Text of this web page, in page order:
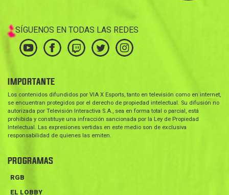
SÍGUENOS EN TODAS LAS REDES
IMPORTANTE
Los contenidos difundidos por VIA X Esports, tanto en televisión como en internet,
se encuentran protegidos por el derecho de propiedad intelectual. Su difusión no
autorizada por Televisión Interactiva S.A., sea en forma total o parcial, está
prohibida y constituye una infracción sancionada por la Ley de Propiedad
Intelectual. Las expresiones vertidas en este medio son de exclusiva
responsabilidad de quienes las emiten.
PROGRAMAS
RGB
EL LOBBY